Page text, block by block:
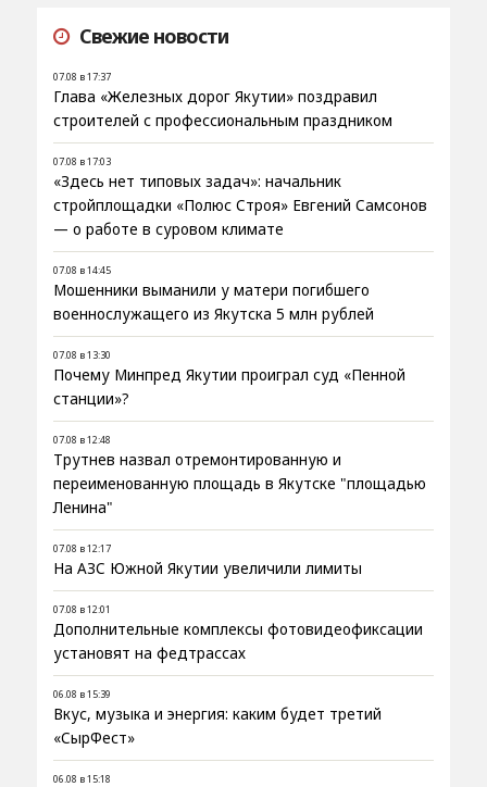
Свежие новости
07.08 в 17:37
Глава «Железных дорог Якутии» поздравил
строителей с профессиональным праздником
07.08 в 17:03
«Здесь нет типовых задач»: начальник
стройплощадки «Полюс Строя» Евгений Самсонов
— о работе в суровом климате
07.08 в 14:45
Мошенники выманили у матери погибшего
военнослужащего из Якутска 5 млн рублей
07.08 в 13:30
Почему Минпред Якутии проиграл суд «Пенной
станции»?
07.08 в 12:48
Трутнев назвал отремонтированную и
переименованную площадь в Якутске "площадью
Ленина"
07.08 в 12:17
На АЗС Южной Якутии увеличили лимиты
07.08 в 12:01
Дополнительные комплексы фотовидеофиксации
установят на федтрассах
06.08 в 15:39
Вкус, музыка и энергия: каким будет третий
«СырФест»
06.08 в 15:18